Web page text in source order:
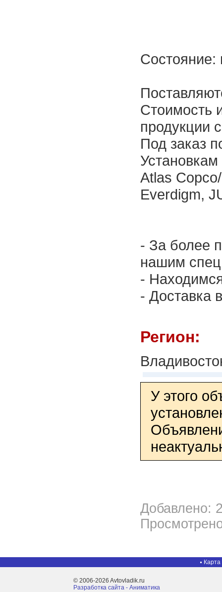
Состояние:
Стоимость
продукции
Под заказ
Atlas
Everdigm,
- За более
нашим
-
- Доставка
Регион:
У этого
Добавлено:
Карта
© 2006-2026 Avtovladik.ru
Разработка сайта - Aниматика